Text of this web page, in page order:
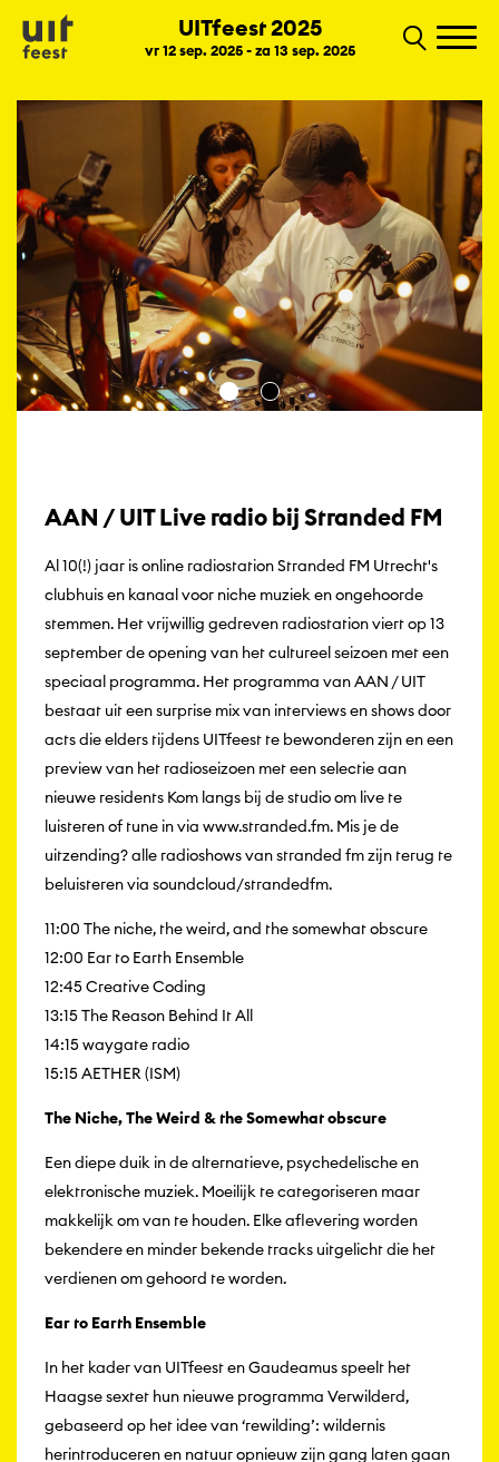
UITfeest 2025
vr 12 sep. 2025 - za 13 sep. 2025
AAN / UIT Live radio bij Stranded FM
Al 10(!) jaar is online radiostation Stranded FM Utrecht's
clubhuis en kanaal voor niche muziek en ongehoorde
stemmen. Het vrijwillig gedreven radiostation viert op 13
september de opening van het cultureel seizoen met een
speciaal programma. Het programma van AAN / UIT
bestaat uit een surprise mix van interviews en shows door
acts die elders tijdens UITfeest te bewonderen zijn en een
preview van het radioseizoen met een selectie aan
nieuwe residents Kom langs bij de studio om live te
luisteren of tune in via www.stranded.fm. Mis je de
uitzending? alle radioshows van stranded fm zijn terug te
beluisteren via soundcloud/strandedfm.
11:00 The niche, the weird, and the somewhat obscure
12:00 Ear to Earth Ensemble
12:45 Creative Coding
13:15 The Reason Behind It All
14:15 waygate radio
15:15 AETHER (ISM)
The Niche, The Weird & the Somewhat obscure
Een diepe duik in de alternatieve, psychedelische en
elektronische muziek. Moeilijk te categoriseren maar
makkelijk om van te houden. Elke aflevering worden
bekendere en minder bekende tracks uitgelicht die het
verdienen om gehoord te worden.
Ear to Earth Ensemble
In het kader van UITfeest en Gaudeamus speelt het
Haagse sextet hun nieuwe programma Verwilderd,
gebaseerd op het idee van ‘rewilding’: wildernis
herintroduceren en natuur opnieuw zijn gang laten gaan